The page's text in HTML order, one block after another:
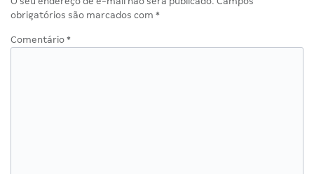
obrigatórios são marcados com *
Comentário *